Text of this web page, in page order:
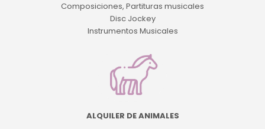
Composiciones, Partituras musicales
Disc Jockey
Instrumentos Musicales
ALQUILER DE ANIMALES